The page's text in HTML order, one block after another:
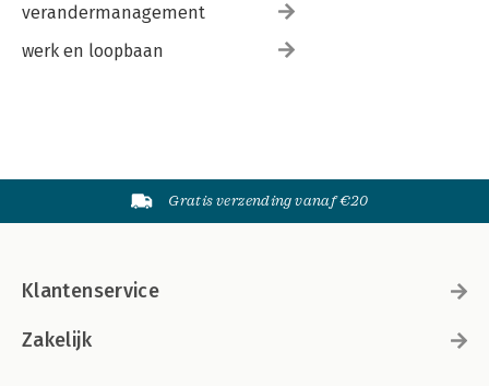
verandermanagement
werk en loopbaan
Gratis verzending vanaf €20
Klantenservice
Zakelijk